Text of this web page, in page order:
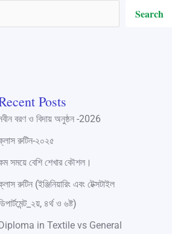
Search
Posts
বরণ ও বিদায় অনুষ্ঠন -2026
রুটিন-২০২৫
সময়ে বেশি শেখার কৌশল।
রুটিন (ইঞ্জিনিয়ারিং এবং টেক্সটাইল
৪র্থ ও ৬ষ্ট)
in Textile vs General